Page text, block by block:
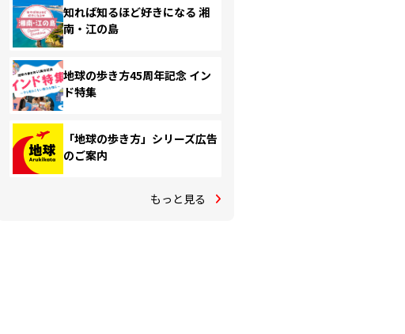
知れば知るほど好きになる 湘
南・江の島
地球の歩き方45周年記念 イン
ド特集
「地球の歩き方」シリーズ広告
のご案内
もっと見る